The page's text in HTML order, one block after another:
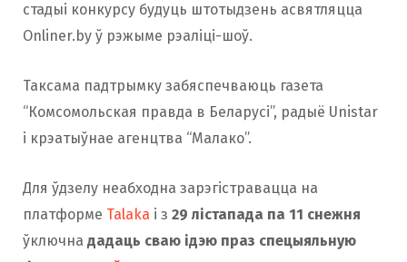
стадыі конкурсу будуць штотыдзень асвятляцца
Onliner.by ў рэжыме рэаліці-шоў.
Таксама падтрымку забяспечваюць газета
“Комсомольская правда в Беларусі”, радыё Unistar
і крэатыўнае агенцтва “Малако”.
Для ўдзелу неабходна зарэгістравацца на
платформе Talaka і з 29 лістапада па 11 снежня
ўключна дадаць сваю ідэю праз спецыяльную